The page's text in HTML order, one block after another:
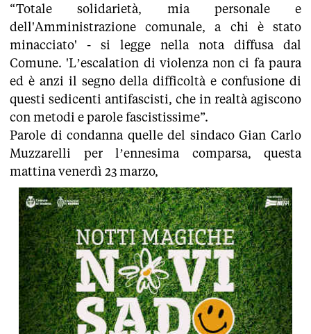
“Totale solidarietà, mia personale e
dell'Amministrazione comunale, a chi è stato
minacciato' - si legge nella nota diffusa dal
Comune. 'L’escalation di violenza non ci fa paura
ed è anzi il segno della difficoltà e confusione di
questi sedicenti antifascisti, che in realtà agiscono
con metodi e parole fascistissime”.
Parole di condanna quelle del sindaco Gian Carlo
Muzzarelli per l’ennesima comparsa, questa
mattina venerdì 23 marzo,